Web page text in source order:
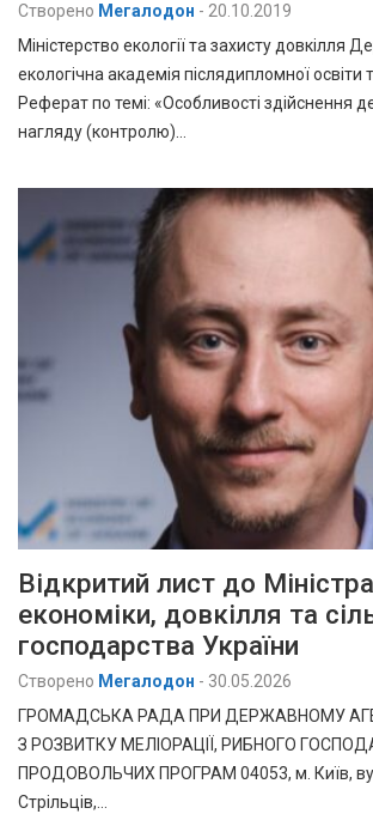
Створено Мегалодон - 20.10.2019
Міністерство екології та захисту довкілля
екологічна академія післядипломної освіти
Реферат по темі: «Особливості здійснення
нагляду (контролю)…
Відкритий лист до Міністра
економіки, довкілля та
господарства України
Створено Мегалодон - 30.05.2026
ГРОМАДСЬКА РАДА ПРИ ДЕРЖАВНОМУ
З РОЗВИТКУ МЕЛІОРАЦІЇ, РИБНОГО
ПРОДОВОЛЬЧИХ ПРОГРАМ 04053, м. Київ,
Стрільців,…